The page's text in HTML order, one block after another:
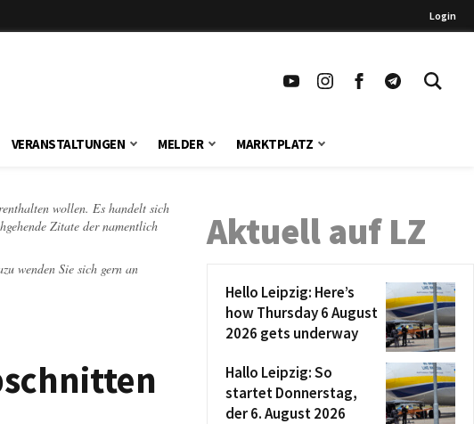
Login
VERANSTALTUNGEN MELDER MARKTPLATZ
wollen. Es handelt sich
Zitate der namentlich
wenden Sie sich gern an
Aktuell auf LZ
Hello Leipzig: Here’s
how Thursday 6 August
2026 gets underway
Hallo Leipzig: So
startet Donnerstag,
der 6. August 2026